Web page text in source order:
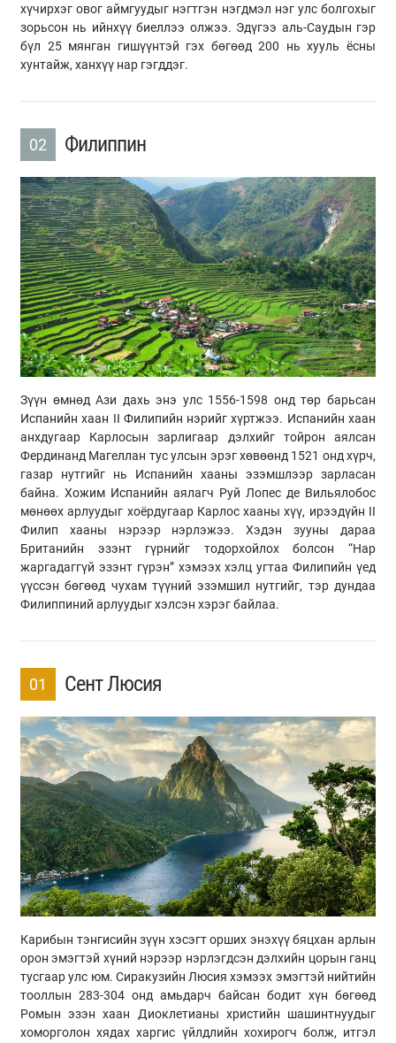
хүчирхэг овог аймгуудыг нэгтгэн нэгдмэл нэг улс болгохыг
зорьсон нь ийнхүү биеллээ олжээ. Эдүгээ аль-Саудын гэр
бүл 25 мянган гишүүнтэй гэх бөгөөд 200 нь хууль ёсны
хунтайж, ханхүү нар гэгддэг.
02 Филиппин
Зүүн өмнөд Ази дахь энэ улс 1556-1598 онд төр барьсан
Испанийн хаан II Филипийн нэрийг хүртжээ. Испанийн хаан
анхдугаар Карлосын зарлигаар дэлхийг тойрон аялсан
Фердинанд Магеллан тус улсын эрэг хөвөөнд 1521 онд хүрч,
газар нутгийг нь Испанийн хааны эзэмшлээр зарласан
байна. Хожим Испанийн аялагч Руй Лопес де Вильялобос
мөнөөх арлуудыг хоёрдугаар Карлос хааны хүү, ирээдүйн II
Филип хааны нэрээр нэрлэжээ. Хэдэн зууны дараа
Британийн эзэнт гүрнийг тодорхойлох болсон “Нар
жаргадаггүй эзэнт гүрэн” хэмээх хэлц угтаа Филипийн үед
үүссэн бөгөөд чухам түүний эзэмшил нутгийг, тэр дундаа
Филиппиний арлуудыг хэлсэн хэрэг байлаа.
01 Сент Люсия
Карибын тэнгисийн зүүн хэсэгт орших энэхүү бяцхан арлын
орон эмэгтэй хүний нэрээр нэрлэгдсэн дэлхийн цорын ганц
тусгаар улс юм. Сиракузийн Люсия хэмээх эмэгтэй нийтийн
тооллын 283-304 онд амьдарч байсан бодит хүн бөгөөд
Ромын эзэн хаан Диоклетианы христийн шашинтнуудыг
хоморголон хядах харгис үйлдлийн хохирогч болж, итгэл